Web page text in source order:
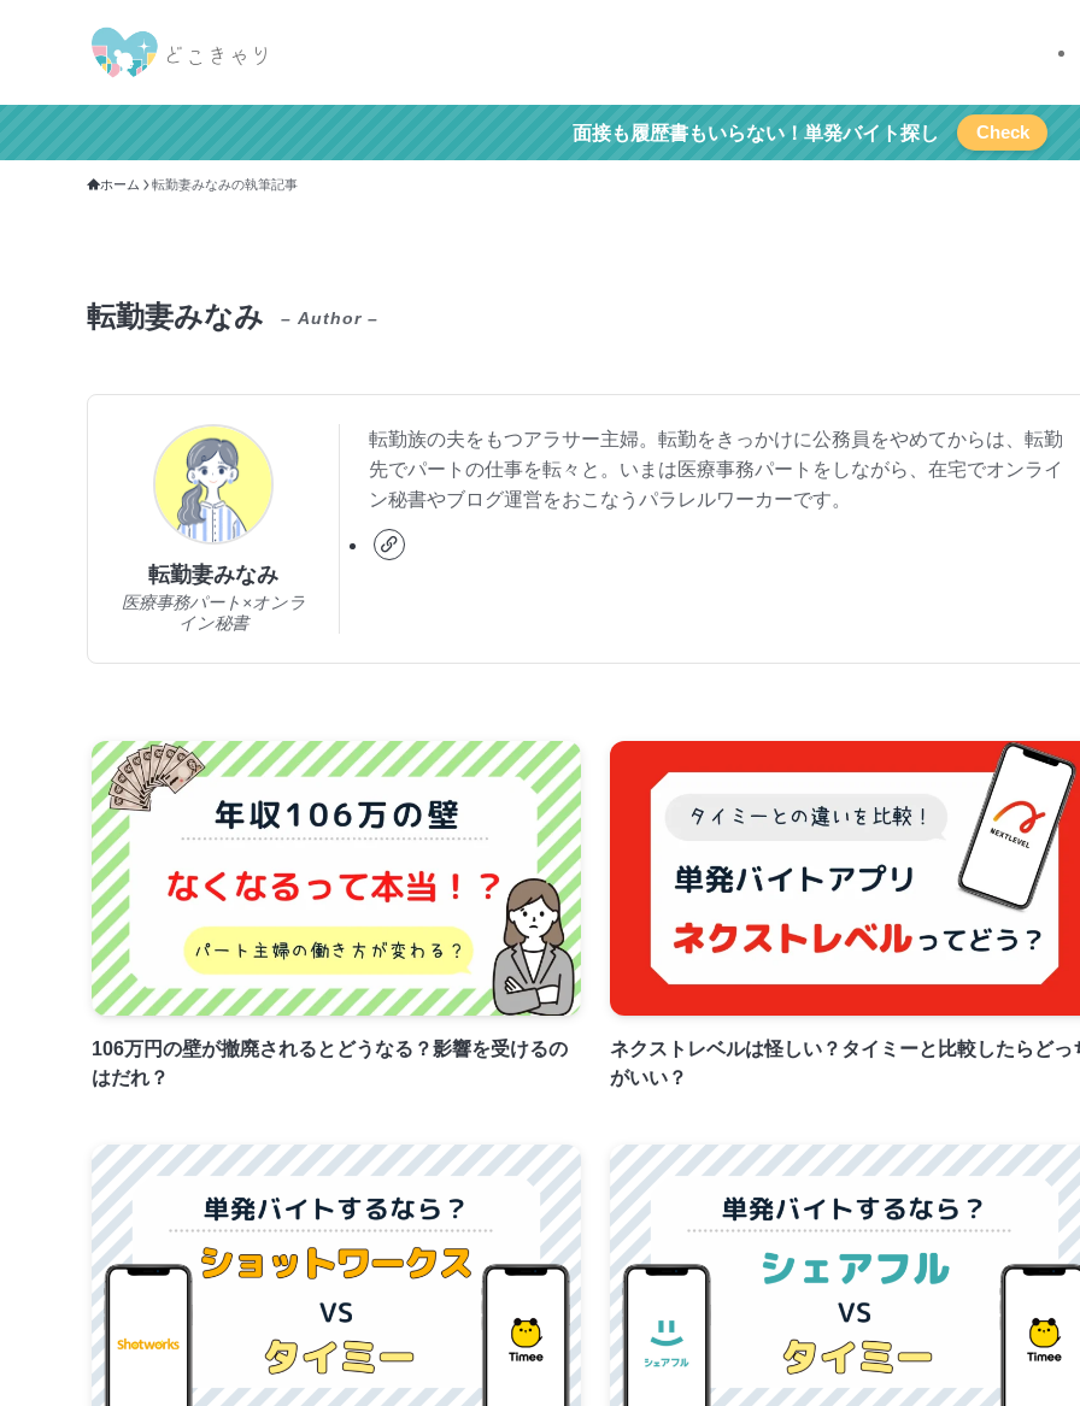
面接も履歴書もいらない！単発バイト探し Check
ホーム 転勤妻みなみの執筆記事
転勤妻みなみ – Author –
転勤妻みなみ
医療事務パート×オンラ
イン秘書
転勤族の夫をもつアラサー主婦。転勤をきっかけに公務員をやめてからは、転勤
先でパートの仕事を転々と。いまは医療事務パートをしながら、在宅でオンライ
ン秘書やブログ運営をおこなうパラレルワーカーです。
106万円の壁が撤廃されるとどうなる？影響を受けるの
はだれ？
ネクストレベルは怪しい？タイミーと比較したらどっ
がいい？